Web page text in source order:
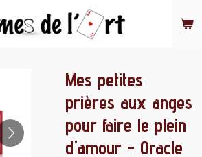
Mes petites
prières aux anges
pour faire le plein
d'amour - Oracle